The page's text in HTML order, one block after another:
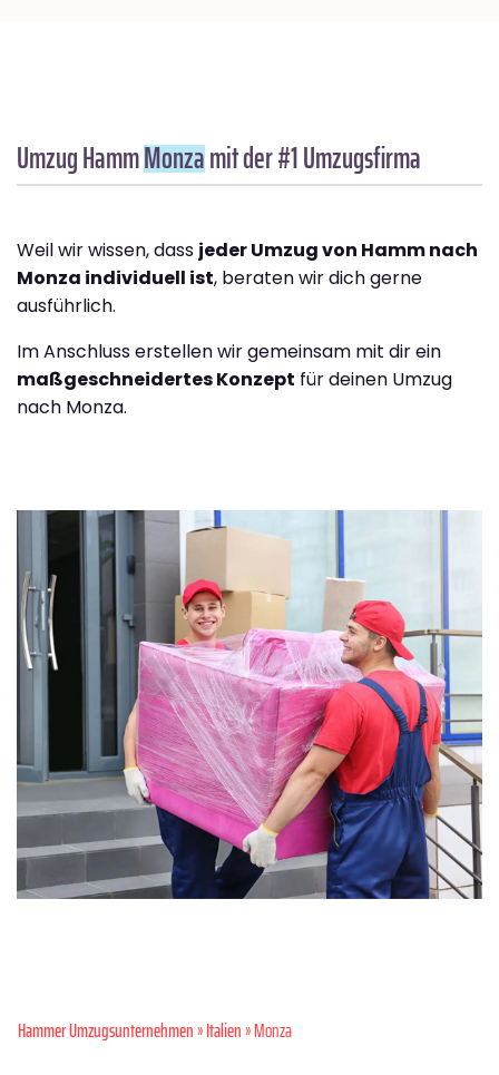
Umzug HammMonzamit der #1 Umzugsfirma
Weil wir wissen, dass jeder Umzug von Hamm nach
Monza individuell ist, beraten wir dich gerne
ausführlich.
Im Anschluss erstellen wir gemeinsam mit dir ein
maßgeschneidertes Konzept für deinen Umzug
nach Monza.
Hammer Umzugsunternehmen»Italien» Monza